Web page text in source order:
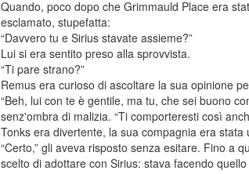
Quando, poco dopo che Grimmauld Place era
esclamato, stupefatta:
“Davvero tu e Sirius stavate assieme?”
Lui si era sentito preso alla sprovvista.
“Ti pare strano?”
Remus era curioso di ascoltare la sua opinione
“Beh, lui con te è gentile, ma tu, che sei buono
senz'ombra di malizia. “Ti comporteresti così
Tonks era divertente, la sua compagnia era
“Certo,” gli aveva risposto senza esitare. Fino a
scelto di adottare con Sirius: stava facendo